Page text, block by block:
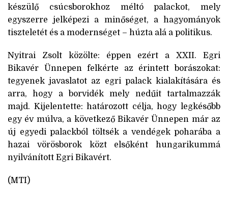
készülő csúcsborokhoz méltó palackot, mely
egyszerre jelképezi a minőséget, a hagyományok
tiszteletét és a modernséget – húzta alá a politikus.
Nyitrai Zsolt közölte: éppen ezért a XXII. Egri
Bikavér Ünnepen felkérte az érintett borászokat:
tegyenek javaslatot az egri palack kialakítására és
arra, hogy a borvidék mely nedűit tartalmazzák
majd. Kijelentette: határozott célja, hogy legkésőbb
egy év múlva, a következő Bikavér Ünnepen már az
új egyedi palackból töltsék a vendégek poharába a
hazai vörösborok közt elsőként hungarikummá
nyilvánított Egri Bikavért.
(MTI)